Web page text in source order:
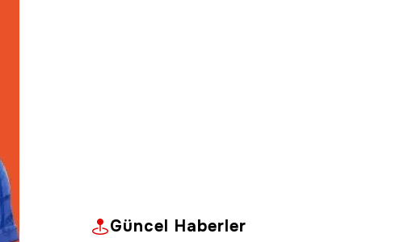
Güncel Haberler